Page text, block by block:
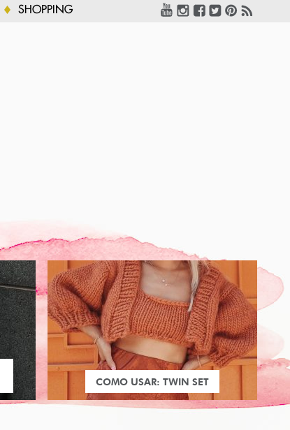
SHOPPING
COMO USAR: TWIN SET